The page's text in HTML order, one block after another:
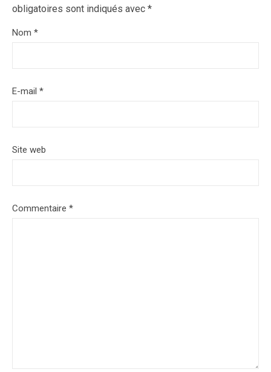
obligatoires sont indiqués avec *
Nom *
E-mail *
Site web
Commentaire *